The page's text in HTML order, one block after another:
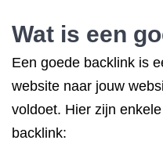
Wat is een
Een goede backlink is
website naar jouw
voldoet. Hier zijn
backlink: